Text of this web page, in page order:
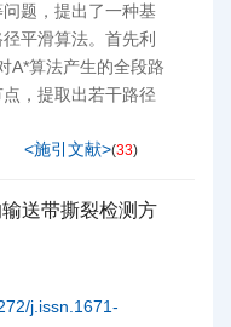
题，提出了一种基
平滑算法。首先利
A*算法产生的全段路
，提取出若干路径
<施引文献>(33)
送带撕裂检测方
j.issn.1671-